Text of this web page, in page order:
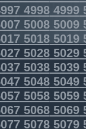
49984999
50085009
50185019
50285029
50385039
50485049
50585059
50685069
50785079